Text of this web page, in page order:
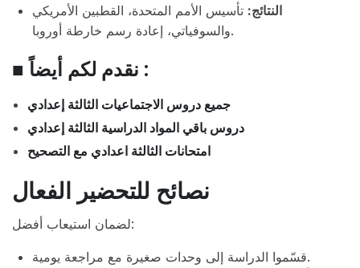
النتائج: تأسيس الأمم المتحدة، القطبين الأمريكي
والسوفياتي، إعادة رسم خارطة أوروبا.
■ نقدم لكم أيضاً :
جميع دروس الاجتماعيات الثالثة إعدادي
دروس باقي المواد الدراسية الثالثة إعدادي
امتحانات الثالثة اعدادي مع التصحيح
نصائح للتحضير الفعال
لضمان استيعاب أفضل:
قسّموا الدراسة إلى وحدات صغيرة مع مراجعة يومية.